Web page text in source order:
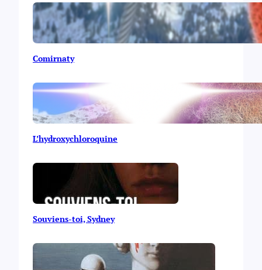
Comirnaty
L’hydroxychloroquine
Souviens-toi, Sydney